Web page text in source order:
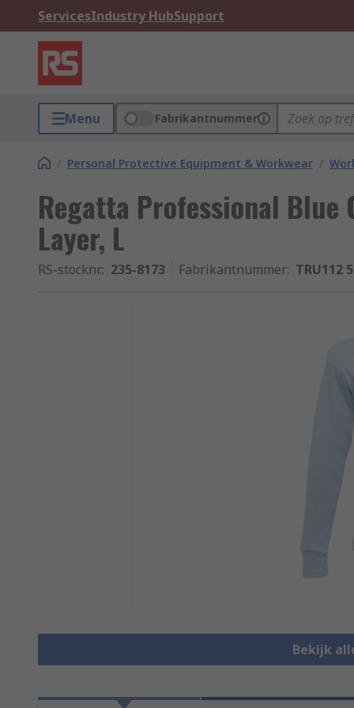
ServicesIndustry HubSupport
Menu Fabrikantnummer
/ Personal Protective Equipment & Workwear /
Regatta Professional Blue
Layer, L
RS-stocknr.: 235-8173 Fabrikantnummer: TRU112
Bekijk